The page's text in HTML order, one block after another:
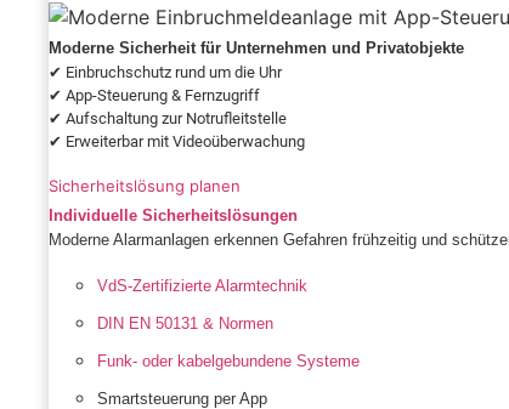
Moderne Sicherheit für Unternehmen und Privatobjekte
✔ Einbruchschutz rund um die Uhr
✔ App-Steuerung & Fernzugriff
✔ Aufschaltung zur Notrufleitstelle
✔ Erweiterbar mit Videoüberwachung
Sicherheitslösung planen
Individuelle Sicherheitslösungen
Moderne Alarmanlagen erkennen Gefahren frühzeitig und
VdS-Zertifizierte Alarmtechnik
DIN EN 50131 & Normen
Funk- oder kabelgebundene Systeme
Smartsteuerung per App